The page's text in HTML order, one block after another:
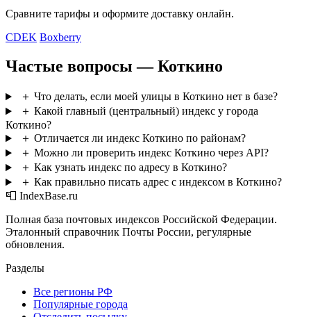
Сравните тарифы и оформите доставку онлайн.
CDEK Boxberry
Частые вопросы — Коткино
＋ Что делать, если моей улицы в Коткино нет в базе?
＋ Какой главный (центральный) индекс у города
Коткино?
＋ Отличается ли индекс Коткино по районам?
＋ Можно ли проверить индекс Коткино через API?
＋ Как узнать индекс по адресу в Коткино?
＋ Как правильно писать адрес с индексом в Коткино?
📮 IndexBase.ru
Полная база почтовых индексов Российской Федерации.
Эталонный справочник Почты России, регулярные
обновления.
Разделы
Все регионы РФ
Популярные города